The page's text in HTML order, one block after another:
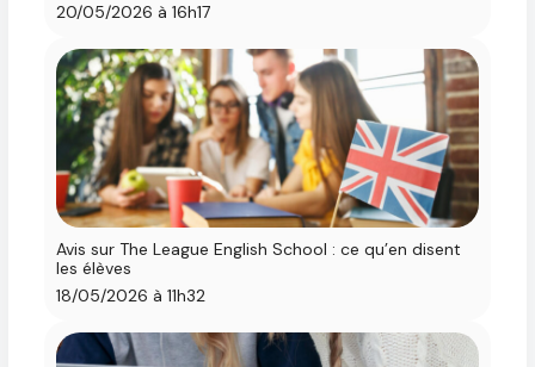
20/05/2026 à 16h17
Avis sur The League English School : ce qu’en disent
les élèves
18/05/2026 à 11h32